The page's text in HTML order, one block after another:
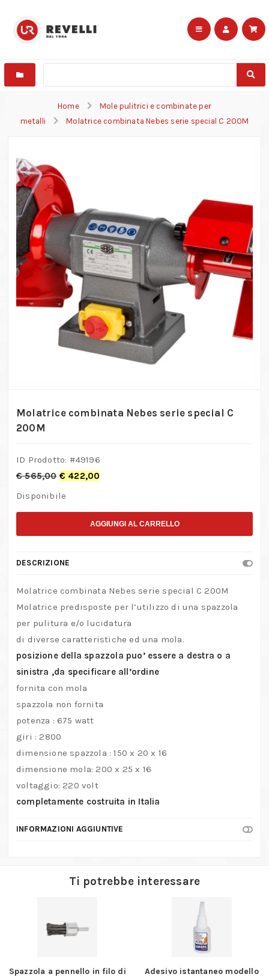
Home
Mole pulitrici e combinate per
metalli
Molatrice combinata Nebes serie special C 200M
Molatrice combinata Nebes serie special C
200M
ID Prodotto: #49196
€565,00 € 422,00
Disponibile
AGGIUNGI AL CARRELLO
DESCRIZIONE
Molatrice combinata Nebes serie special C 200M
Molatrice predisposte per l’utilizzo di una spazzola
per pulitura e/o lucidatura
di diverse caratteristiche ed una mola.
posizione della spazzola puo’ essere a destra o a
sinistra ,da specificare all’ordine
fornita con mola
spazzola non fornita
potenza : 675 watt
giri : 2800
dimensione spazzola : 150 x 20 x 16
dimensione mola: 200 x 25 x 16
voltaggio: 220 volt
completamente costruita in Italia
INFORMAZIONI AGGIUNTIVE
Ti potrebbe interessare
Spazzola a pennello in filo di
Adesivo istantaneo modello